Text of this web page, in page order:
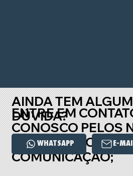
AINDA TEM
DÚVIDA?
ENTRE EM
CONOSCO PELOS
PRINCIPAIS
COMUNICAÇÃO;
WHATSAPP E-